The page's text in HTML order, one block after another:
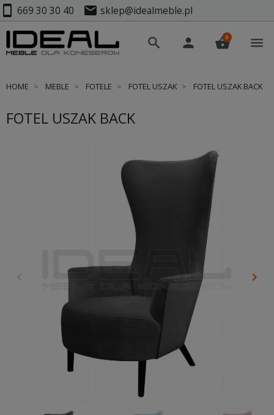
smartphone 669 30 30 40 mail sklep@idealmeble.pl
search person shopping_basket
0 menu
HOME MEBLE FOTELE FOTEL USZAK FOTEL USZAK BACK
FOTEL USZAK BACK
Poprzedni
keyboard_arrow_left keyboard_arrow_right